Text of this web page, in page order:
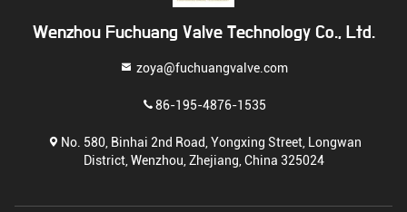
Wenzhou Fuchuang Valve Technology Co., Ltd.
zoya@fuchuangvalve.com
86-195-4876-1535
No. 580, Binhai 2nd Road, Yongxing Street, Longwan
District, Wenzhou, Zhejiang, China 325024